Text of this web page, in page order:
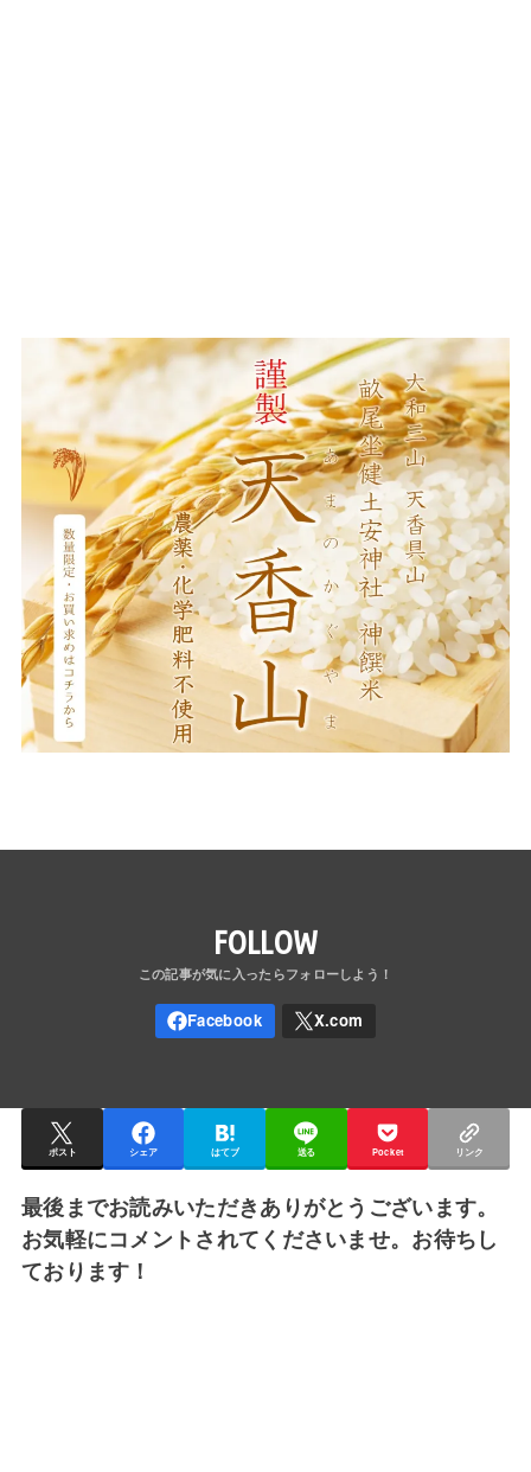
FOLLOW
ポスト シェア はてブ 送る Pocket リンク
最後までお読みいただきありがとうございます。
お気軽にコメントされてくださいませ。お待ちし
ております！